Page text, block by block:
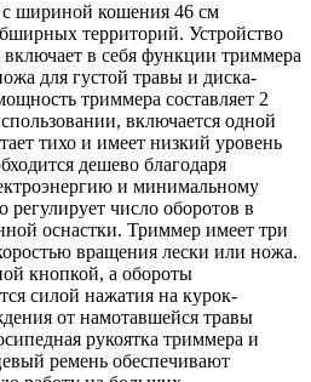
шириной кошения 46 см
территорий. Устройство
в себя функции триммера
для густой травы и диска-
триммера составляет 2
включается одной
тихо и имеет низкий уровень
дешево благодаря
и минимальному
число оборотов в
оснастки. Триммер имеет три
вращения лески или ножа.
кнопкой, а обороты
силой нажатия на курок-
от намотавшейся травы
рукоятка триммера и
ремень обеспечивают